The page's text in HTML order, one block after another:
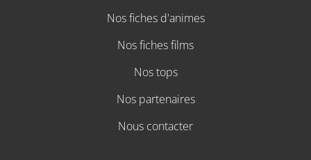
Nos fiches d'animes
Nos fiches films
Nos tops
Nos partenaires
Nous contacter